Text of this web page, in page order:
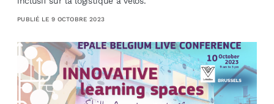
PUBLIÉ LE 9 OCTOBRE 2023